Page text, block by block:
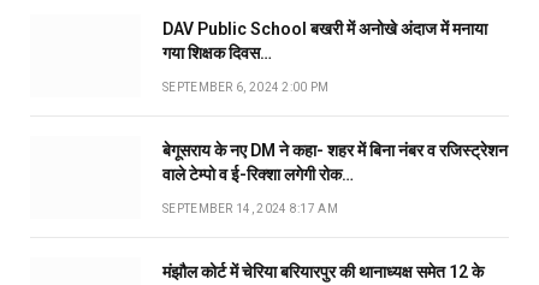
DAV Public School बखरी में अनोखे अंदाज में मनाया
गया शिक्षक दिवस…
SEPTEMBER 6, 2024 2:00 PM
बेगूसराय के नए DM ने कहा- शहर में बिना नंबर व रजिस्ट्रेशन
वाले टेम्पो व ई-रिक्शा लगेगी रोक…
SEPTEMBER 14, 2024 8:17 AM
मंझौल कोर्ट में चेरिया बरियारपुर की थानाध्यक्ष समेत 12 के